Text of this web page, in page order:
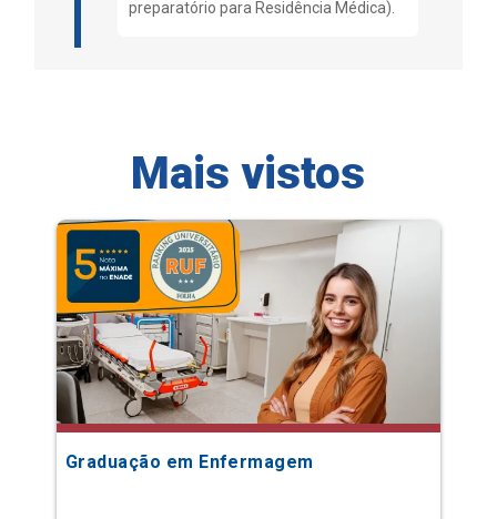
preparatório para Residência Médica).
Mais vistos
Graduação em Enfermagem